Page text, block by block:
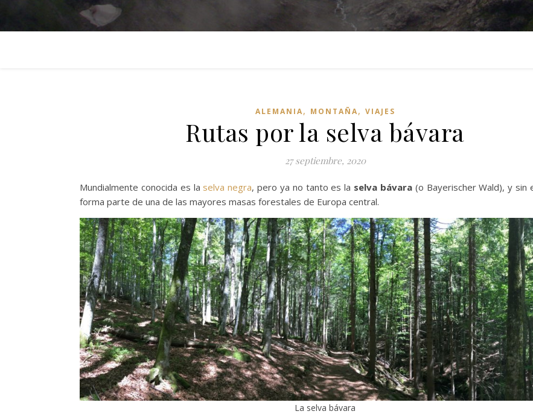
ALEMANIA, MONTAÑA, VIAJES
Rutas por la selva bávara
27 septiembre, 2020
Mundialmente conocida es la selva negra, pero ya no tanto es la selva bávara(o Bayerischer Wald), y sin
forma parte de una de las mayores masas forestales de Europa central.
La selva bávara